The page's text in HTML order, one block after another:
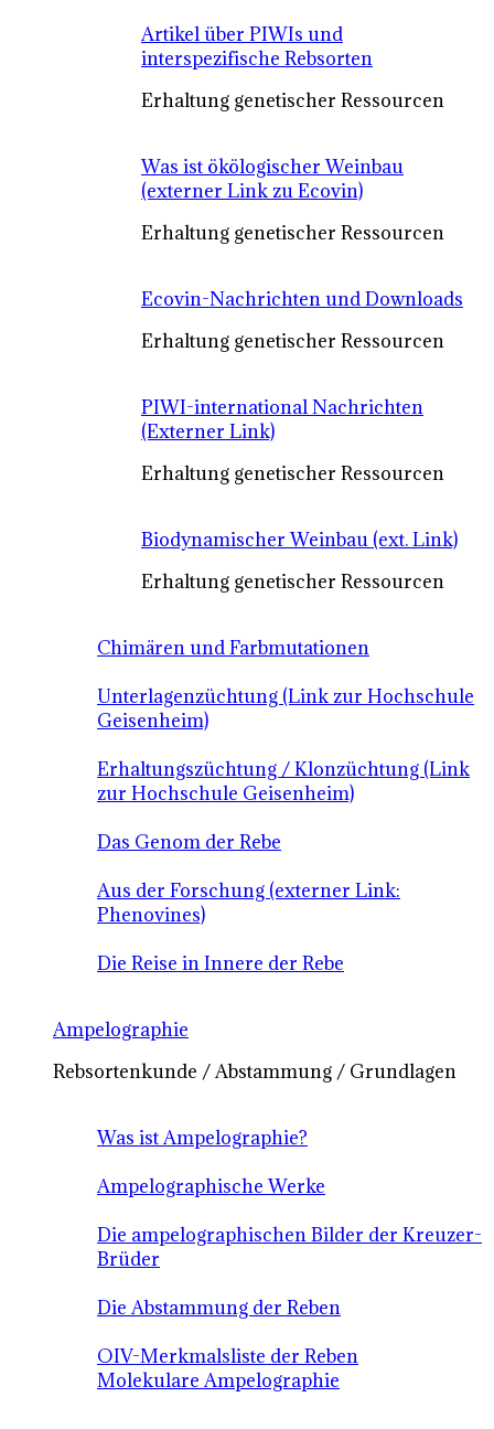
Artikel über PIWIs und
interspezifische Rebsorten
Erhaltung genetischer Ressourcen
Was ist ökölogischer Weinbau
(externer Link zu Ecovin)
Erhaltung genetischer Ressourcen
Ecovin-Nachrichten und Downloads
Erhaltung genetischer Ressourcen
PIWI-international Nachrichten
(Externer Link)
Erhaltung genetischer Ressourcen
Biodynamischer Weinbau (ext. Link)
Erhaltung genetischer Ressourcen
Chimären und Farbmutationen
Unterlagenzüchtung (Link zur Hochschule
Geisenheim)
Erhaltungszüchtung / Klonzüchtung (Link
zur Hochschule Geisenheim)
Das Genom der Rebe
Aus der Forschung (externer Link:
Phenovines)
Die Reise in Innere der Rebe
Ampelographie
Rebsortenkunde / Abstammung / Grundlagen
Was ist Ampelographie?
Ampelographische Werke
Die ampelographischen Bilder der Kreuzer-
Brüder
Die Abstammung der Reben
OIV-Merkmalsliste der Reben
Molekulare Ampelographie